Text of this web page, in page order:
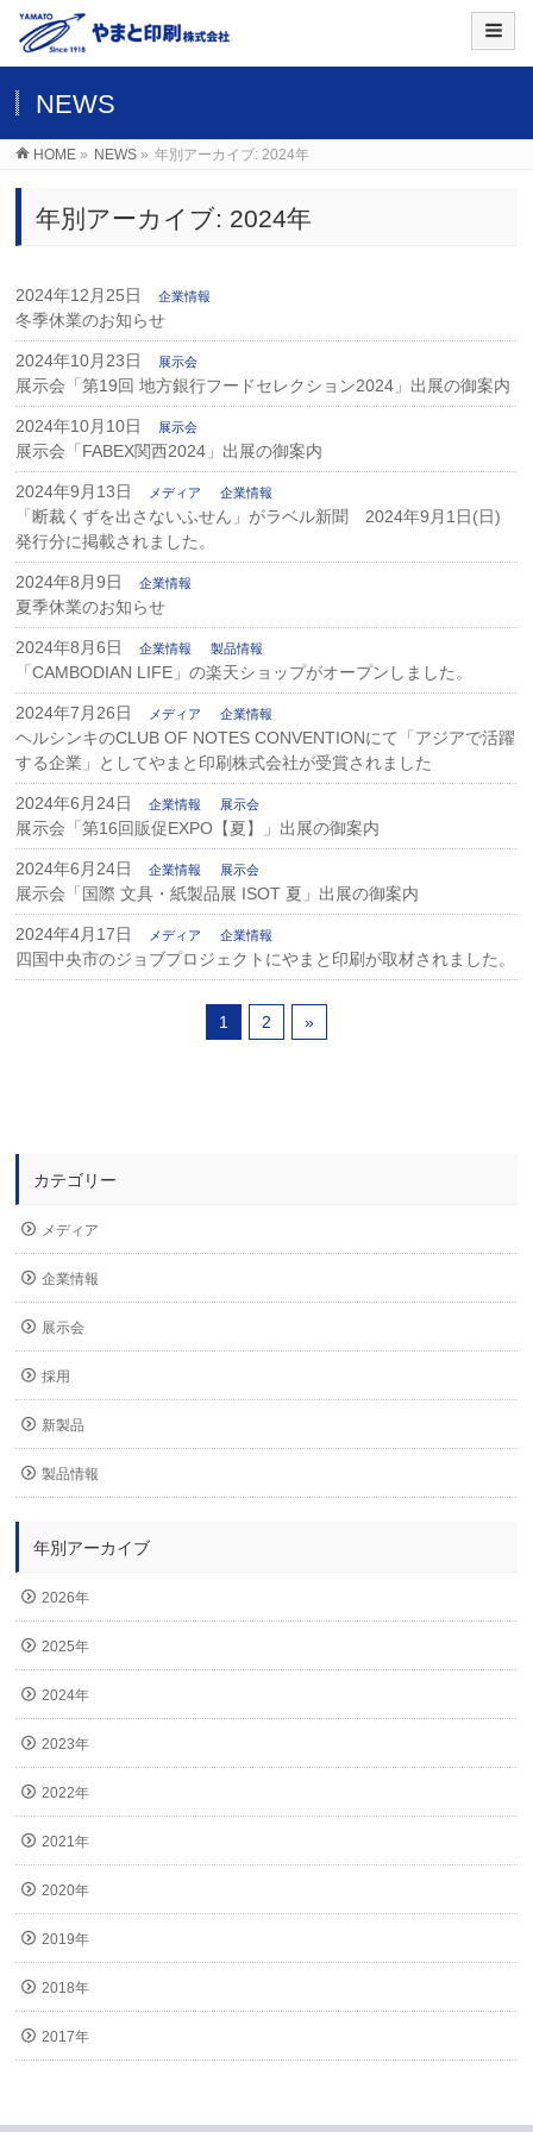
NEWS
HOME » NEWS » 年別アーカイブ: 2024年
年別アーカイブ: 2024年
2024年12月25日 企業情報
冬季休業のお知らせ
2024年10月23日 展示会
展示会「第19回 地方銀行フードセレクション2024」出展の御案内
2024年10月10日 展示会
展示会「FABEX関西2024」出展の御案内
2024年9月13日 メディア 企業情報
「断裁くずを出さないふせん」がラベル新聞 2024年9月1日(日)
発行分に掲載されました。
2024年8月9日 企業情報
夏季休業のお知らせ
2024年8月6日 企業情報 製品情報
「CAMBODIAN LIFE」の楽天ショップがオープンしました。
2024年7月26日 メディア 企業情報
ヘルシンキのCLUB OF NOTES CONVENTIONにて「アジアで活躍
する企業」としてやまと印刷株式会社が受賞されました
2024年6月24日 企業情報 展示会
展示会「第16回販促EXPO【夏】」出展の御案内
2024年6月24日 企業情報 展示会
展示会「国際 文具・紙製品展 ISOT 夏」出展の御案内
2024年4月17日 メディア 企業情報
四国中央市のジョブプロジェクトにやまと印刷が取材されました。
1 2 »
カテゴリー
メディア
企業情報
展示会
採用
新製品
製品情報
年別アーカイブ
2026年
2025年
2024年
2023年
2022年
2021年
2020年
2019年
2018年
2017年